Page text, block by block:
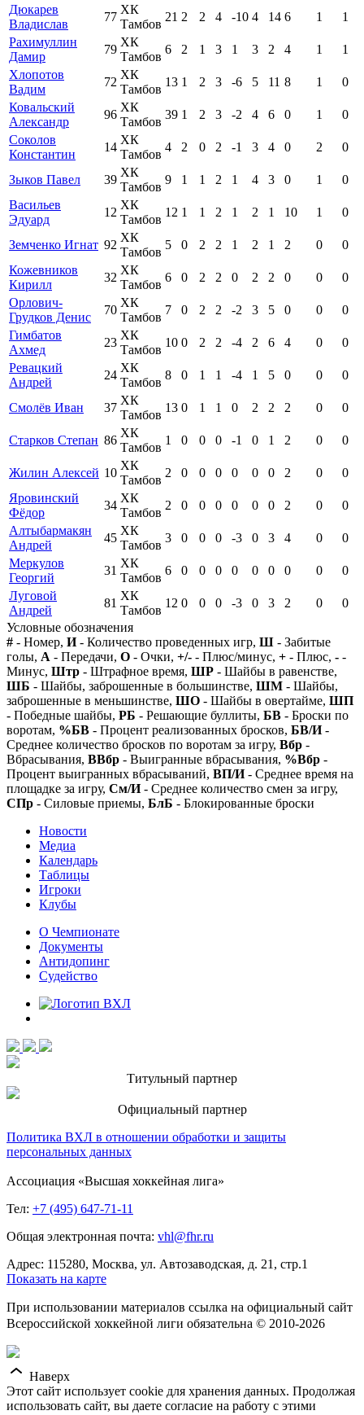
Дюкарев
Владислав
77
ХК
Тамбов
21 2 2 4 -10 4 14 6 1
1
Рахимуллин
Дамир
79
ХК
Тамбов
6 2 1 3 1 3 2 4 1
1
Хлопотов
Вадим
72
ХК
Тамбов
13 1 2 3 -6 5 11 8 1
0
Ковальский
Александр
96
ХК
Тамбов
39 1 2 3 -2 4 6 0 1
0
Соколов
Константин
14
ХК
Тамбов
4 2 0 2 -1 3 4 0 2 0
Зыков Павел 39
ХК
Тамбов
9 1 1 2 1 4 3 0 1
0
Васильев
Эдуард
12
ХК
Тамбов
12 1 1 2 1 2 1 10 1 0
Земченко Игнат 92
ХК
Тамбов
5 0 2 2 1 2 1 2 0
0
Кожевников
Кирилл
32
ХК
Тамбов
6 0 2 2 0 2 2 0 0
0
Орлович-
Грудков Денис
70
ХК
Тамбов
7 0 2 2 -2 3 5 0 0
0
Гимбатов
Ахмед
23
ХК
Тамбов
10 0 2 2 -4 2 6 4 0
0
Ревацкий
Андрей
24
ХК
Тамбов
8 0 1 1 -4 1 5 0 0 0
Смолёв Иван 37
ХК
Тамбов
13 0 1 1 0 2 2 2 0 0
Старков Степан 86
ХК
Тамбов
1 0 0 0 -1 0 1 2 0 0
Жилин Алексей 10
ХК
Тамбов
2 0 0 0 0 0 0 2 0
0
Яровинский
Фёдор
34
ХК
Тамбов
2 0 0 0 0 0 0 2 0
0
Алтыбармакян
Андрей
45
ХК
Тамбов
3 0 0 0 -3 0 3 4 0
0
Меркулов
Георгий
31
ХК
Тамбов
6 0 0 0 0 0 0 0 0
0
Луговой
Андрей
81
ХК
Тамбов
12 0 0 0 -3 0 3 2 0
0
Условные обозначения
# - Номер, И- Количество проведенных игр, Ш - Забитые
голы, А - Передачи, О - Очки, +/- - Плюс/минус, + - Плюс, - -
Минус, Штр - Штрафное время, ШР - Шайбы в равенстве,
ШБ - Шайбы, заброшенные в большинстве, ШМ - Шайбы,
заброшенные в меньшинстве, ШО - Шайбы в овертайме, ШП
- Победные шайбы, РБ - Решающие буллиты, БВ - Броски по
воротам, %БВ - Процент реализованных бросков, БВ/И-
Среднее количество бросков по воротам за игру, Вбр -
Вбрасывания, ВВбр - Выигранные вбрасывания, %Вбр -
Процент выигранных вбрасываний, ВП/И- Среднее время на
площадке за игру, См/И- Среднее количество смен за игру,
СПр - Силовые приемы, БлБ - Блокированные броски
Новости
Медиа
Календарь
Таблицы
Игроки
Клубы
О Чемпионате
Документы
Антидопинг
Судейство
Титульный партнер
Официальный партнер
Политика ВХЛ в отношении обработки и защиты
персональных данных
Ассоциация «Высшая хоккейная лига»
Тел: +7 (495) 647-71-11
Общая электронная почта: vhl@fhr.ru
Адрес: 115280, Москва, ул. Автозаводская, д. 21, стр.1
Показать на карте
При использовании материалов ссылка на официальный сайт
Всероссийской хоккейной лиги обязательна © 2010-2026
Наверх
Этот сайт использует cookie для хранения данных. Продолжая
использовать сайт, вы даете согласие на работу с этими